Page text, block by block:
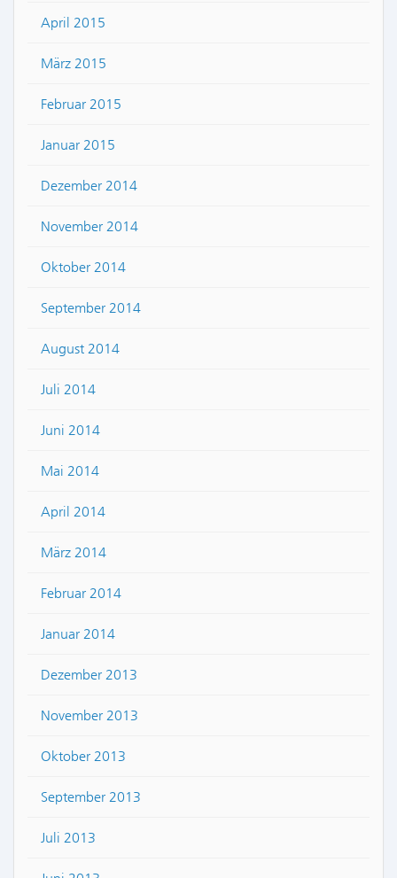
April 2015
März 2015
Februar 2015
Januar 2015
Dezember 2014
November 2014
Oktober 2014
September 2014
August 2014
Juli 2014
Juni 2014
Mai 2014
April 2014
März 2014
Februar 2014
Januar 2014
Dezember 2013
November 2013
Oktober 2013
September 2013
Juli 2013